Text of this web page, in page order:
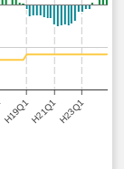
H19Q1H21Q1H23Q1